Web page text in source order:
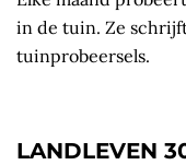
in de tuin. Ze
tuinprobeersels.
LANDLEVEN